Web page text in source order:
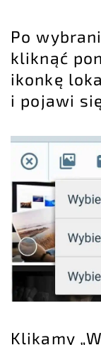
Po
kliknąć
ikonkę
i pojawi
Klikamy